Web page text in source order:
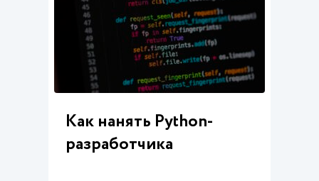
Как нанять Python-
разработчика